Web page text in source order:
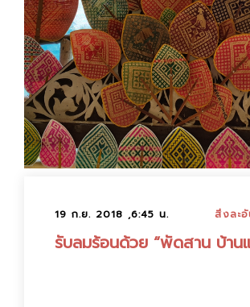
19 ก.ย. 2018 ,6:45 น. สิ่งละ
รับลมร้อนด้วย “พัดสาน บ้าน